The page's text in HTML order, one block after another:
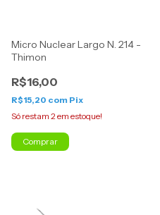
Micro Nuclear Largo N. 214 -
Thimon
R$16,00
R$15,20 com Pix
Só restam 2em estoque!